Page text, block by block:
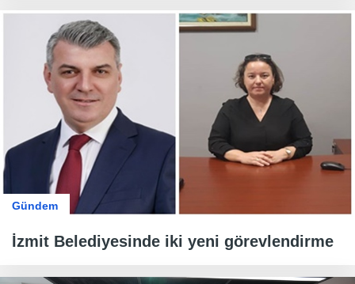
Gündem
İzmit Belediyesinde iki yeni görevlendirme